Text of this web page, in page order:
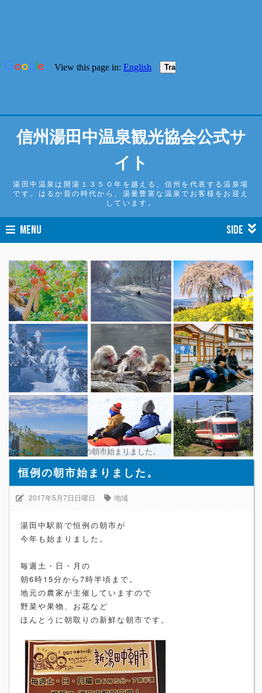
信州湯田中温泉観光協会公式サ
イト
湯田中温泉は開湯１３５０年を越える、信州を代表する温泉場
です。はるか昔の時代から、湯量豊富な温泉でお客様をお迎え
しています。
MENU SIDE
ホーム 地域 恒例の朝市始まりました。
恒例の朝市始まりました。
2017年5月7日日曜日 地域
湯田中駅前で恒例の朝市が
今年も始まりました。
毎週土・日・月の
朝6時15分から7時半頃まで。
地元の農家が主催していますので
野菜や果物、お花など
ほんとうに朝取りの新鮮な朝市です。